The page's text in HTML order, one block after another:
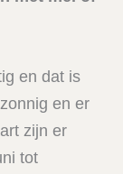
en dat is
en er
zijn er
tot